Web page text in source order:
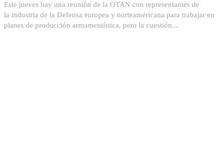
Este jueves hay una reunión de la OTAN con representantes de
la industria de la Defensa europea y norteamericana para trabajar en
planes de producción armamentística, pero la cuestión...